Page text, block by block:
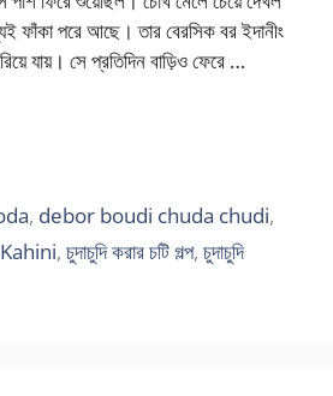
ফাঁকা পরে আছে। তার বেরসিক বর ইদানীং
যায়। সে প্রতিদিন বাড়িও ফেরে …
, debor boudi chuda chudi,
, চুদাচুদি করার চটি গল্প, চুদাচুদি